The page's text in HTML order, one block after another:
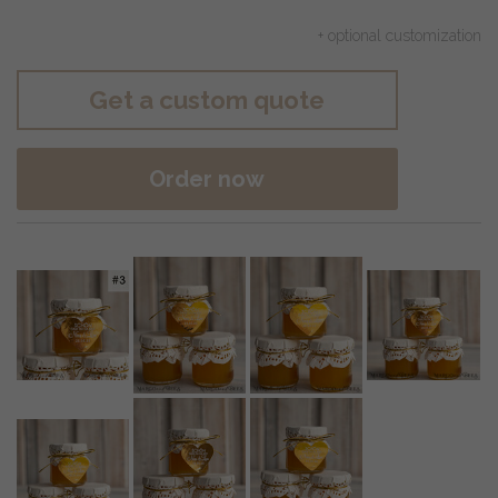
+ optional customization
Get a custom quote
Order now